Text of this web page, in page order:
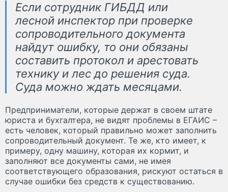
Если сотрудник ГИБДД или
лесной инспектор при проверке
сопроводительного документа
найдут ошибку, то они обязаны
составить протокол и арестовать
технику и лес до решения суда.
Суда можно ждать месяцами.
Предприниматели, которые держат в своем штате
юриста и бухгалтера, не видят проблемы в ЕГАИС –
есть человек, который правильно может заполнить
сопроводительный документ. Те же, кто имеет, к
примеру, одну машину, которая их кормит, и
заполняют все документы сами, не имея
соответствующего образования, рискуют остаться в
случае ошибки без средств к существованию.